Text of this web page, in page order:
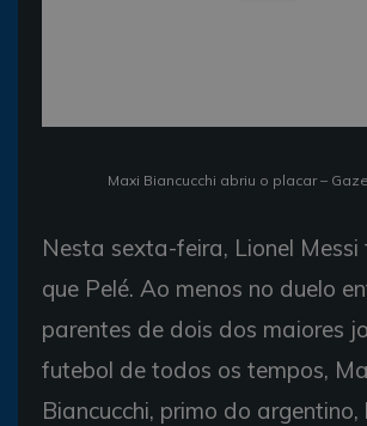
Maxi Biancucchi abriu o placar –
Nesta sexta-feira, Lionel
que Pelé. Ao menos no duelo
parentes de dois dos maiores
futebol de todos os tempos,
Biancucchi, primo do argentino,